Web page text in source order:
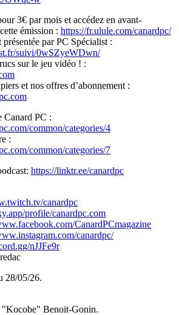
3€ par mois et accédez en avant-
émission : https://fr.ulule.com/canardpc/
par PC Spécialist :
suivi/0wSZyeWDwn/
sur le jeu vidéo ! :
et nos offres d’abonnement :
Canard PC :
common/categories/4
:
common/categories/7
https://linktr.ee/canardpc
canardpc
profile/canardpc.com
CanardPCmagazine
canardpc/
nJJFe9r
28/05/26.
"Kocobe" Benoit-Gonin.